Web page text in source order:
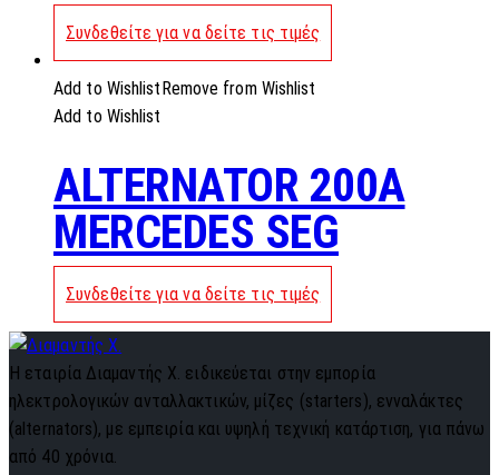
Συνδεθείτε για να δείτε τις τιμές
Add to Wishlist Remove from Wishlist
Add to Wishlist
ALTERNATOR 200A
MERCEDES SEG
Συνδεθείτε για να δείτε τις τιμές
Η εταιρία Διαμαντής Χ. ειδικεύεται στην εμπορία
ηλεκτρολογικών ανταλλακτικών, μίζες (starters), ενναλάκτες
(alternators), με εμπειρία και υψηλή τεχνική κατάρτιση, για πάνω
από 40 χρόνια.